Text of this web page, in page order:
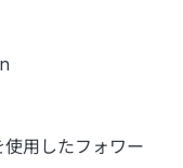
用したフォワー